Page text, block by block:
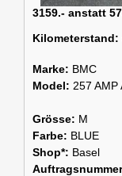
3159.- anstatt
Kilometerstand:
Marke: BMC
Model: 257 AMP
Grösse: M
Farbe: BLUE
Shop*: Basel